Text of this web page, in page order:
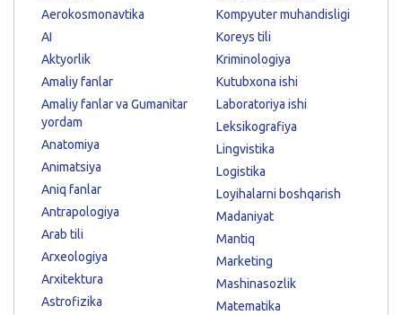
Aerokosmonavtika
AI
Aktyorlik
Amaliy fanlar
Amaliy fanlar va Gumanitar
yordam
Anatomiya
Animatsiya
Aniq fanlar
Antrapologiya
Arab tili
Arxeologiya
Arxitektura
Astrofizika
Kompyuter muhandisligi
Koreys tili
Kriminologiya
Kutubxona ishi
Laboratoriya ishi
Leksikografiya
Lingvistika
Logistika
Loyihalarni boshqarish
Madaniyat
Mantiq
Marketing
Mashinasozlik
Matematika